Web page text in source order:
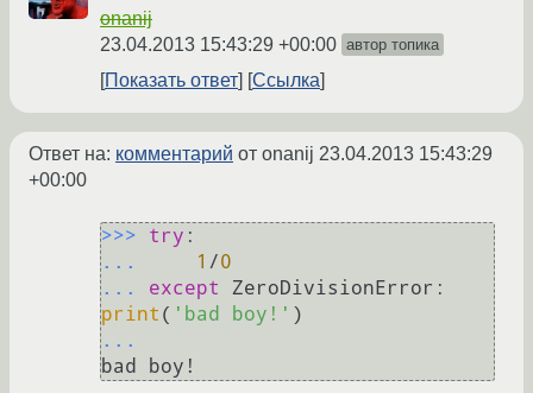
onanij
23.04.2013 15:43:29 +00:00 автор топика
Показать ответ Ссылка
Ответ на: комментарий от onanij 23.04.2013 15:43:29
+00:00
>>> try
...
1 /0
... except
print ( 'bad boy!'
...
bad boy!